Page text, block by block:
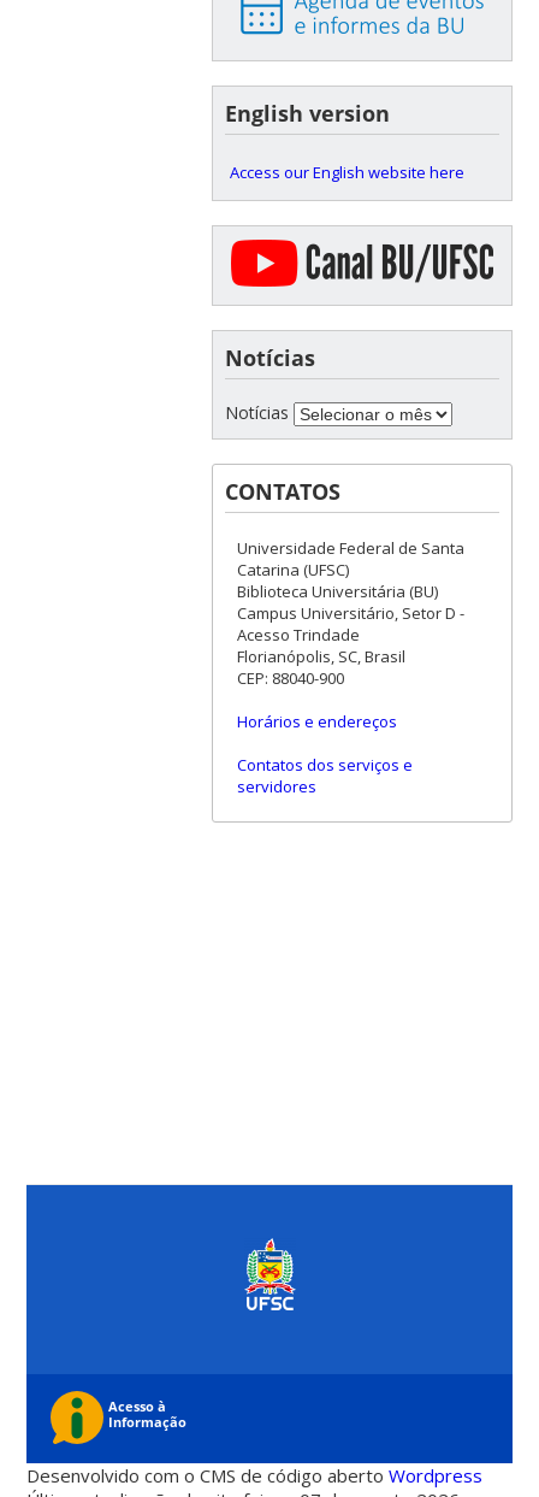
English version
Access our English website here
Notícias
Notícias
CONTATOS
Universidade Federal de Santa
Catarina (UFSC)
Biblioteca Universitária (BU)
Campus Universitário, Setor D -
Acesso Trindade
Florianópolis, SC, Brasil
CEP: 88040-900
Horários e endereços
Contatos dos serviços e
servidores
Desenvolvido com o CMS de código abertoWordpress